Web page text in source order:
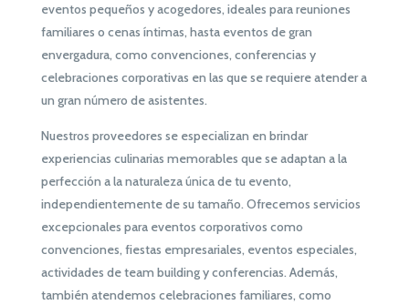
eventos pequeños y acogedores, ideales para reuniones
familiares o cenas íntimas, hasta eventos de gran
envergadura, como convenciones, conferencias y
celebraciones corporativas en las que se requiere atender a
un gran número de asistentes.
Nuestros proveedores se especializan en brindar
experiencias culinarias memorables que se adaptan a la
perfección a la naturaleza única de tu evento,
independientemente de su tamaño. Ofrecemos servicios
excepcionales para eventos corporativos como
convenciones, fiestas empresariales, eventos especiales,
actividades de team building y conferencias. Además,
también atendemos celebraciones familiares, como